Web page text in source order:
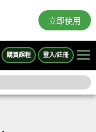
立即使用
購買課程 登入/註冊